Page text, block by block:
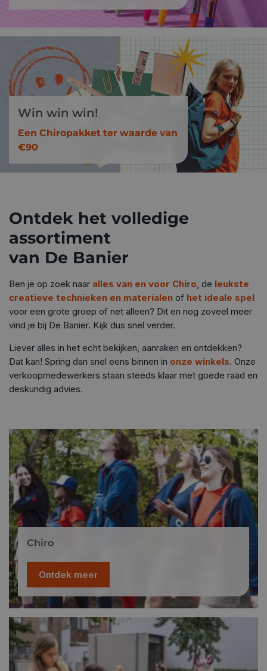
Win win win!
Een Chiropakket ter waarde van
€90
Ontdek het volledige
assortiment
van De Banier
Ben je op zoek naar alles van en voor Chiro, de leukste
creatieve technieken en materialen of het ideale spel
voor een grote groep of net alleen? Dit en nog zoveel meer
vind je bij De Banier. Kijk dus snel verder.
Liever alles in het echt bekijken, aanraken en ontdekken?
Dat kan! Spring dan snel eens binnen in onze winkels. Onze
verkoopmedewerkers staan steeds klaar met goede raad en
deskundig advies.
Chiro
Ontdek meer